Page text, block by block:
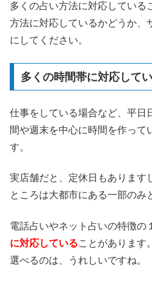
多くの占い方法に対応している
方法に対応しているかどうか、
にしてください。
多くの時間帯に対応して
仕事をしている場合など、平日
間や週末を中心に時間を作って
す。
実店舗だと、定休日もあります
ところは大都市にある一部のみ
電話占いやネット占いの特徴の
に対応していることがあります
選べるのは、うれしいですね。